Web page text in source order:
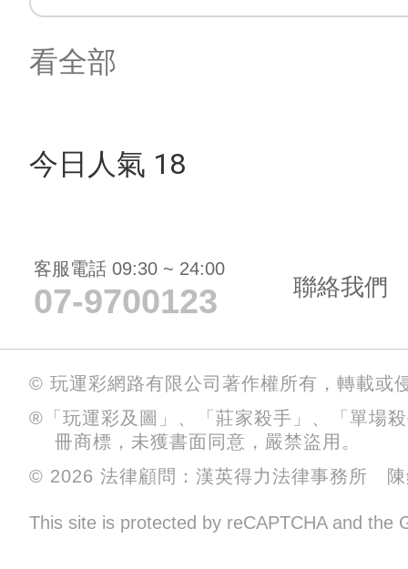
看全部
今日人氣 18
客服電話 09:30 ~ 24:00
07-9700123 聯絡我們
© 玩運彩網路有限公司著作權所有，轉載或
®「玩運彩及圖」、「莊家殺手」、「單場
冊商標，未獲書面同意，嚴禁盜用。
© 2026 法律顧問：漢英得力法律事務所 陳
This site is protected by reCAPTCHA and the